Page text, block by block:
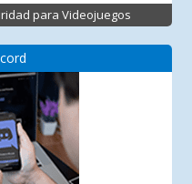
para Videojuegos